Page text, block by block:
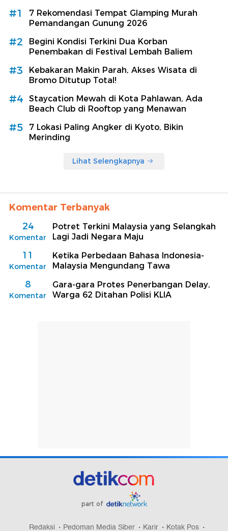
#1
7 Rekomendasi Tempat Glamping Murah
Pemandangan Gunung 2026
#2
Begini Kondisi Terkini Dua Korban
Penembakan di Festival Lembah Baliem
#3
Kebakaran Makin Parah, Akses Wisata di
Bromo Ditutup Total!
#4
Staycation Mewah di Kota Pahlawan, Ada
Beach Club di Rooftop yang Menawan
#5
7 Lokasi Paling Angker di Kyoto, Bikin
Merinding
Lihat Selengkapnya
Komentar Terbanyak
24
Komentar
Potret Terkini Malaysia yang Selangkah
Lagi Jadi Negara Maju
11
Komentar
Ketika Perbedaan Bahasa Indonesia-
Malaysia Mengundang Tawa
8
Komentar
Gara-gara Protes Penerbangan Delay,
Warga 62 Ditahan Polisi KLIA
part of
Redaksi Pedoman Media Siber Karir Kotak Pos